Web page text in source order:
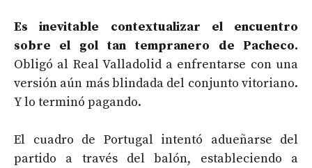
Es inevitable contextualizar el encuentro
sobre el gol tan tempranero de Pacheco.
Obligó al Real Valladolid a enfrentarse con una
versión aún más blindada del conjunto vitoriano.
Y lo terminó pagando.
El cuadro de Portugal intentó adueñarse del
partido a través del balón, estableciendo a